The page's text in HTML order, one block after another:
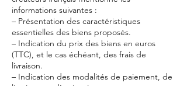
informations suivantes :
– Présentation des caractéristiques
essentielles des biens proposés.
– Indication du prix des biens en euros
(TTC), et le cas échéant, des frais de
livraison.
– Indication des modalités de paiement, de